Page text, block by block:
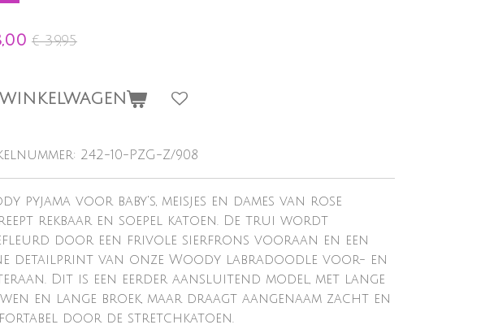
€ 39,95
242-10-PZG-Z/908
pyjama voor baby's, meisjes en dames van rose
rekbaar en soepel katoen. De trui wordt
door een frivole sierfrons vooraan en een
detailprint van onze Woody labradoodle voor- en
Dit is een eerder aansluitend model, met lange
en lange broek, maar draagt aangenaam zacht en
door de stretchkatoen.